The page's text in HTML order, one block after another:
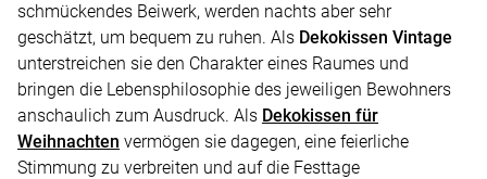
schmückendes Beiwerk, werden nachts aber sehr
geschätzt, um bequem zu ruhen. Als Dekokissen Vintage
unterstreichen sie den Charakter eines Raumes und
bringen die Lebensphilosophie des jeweiligen Bewohners
anschaulich zum Ausdruck. Als Dekokissen für
Weihnachten vermögen sie dagegen, eine feierliche
Stimmung zu verbreiten und auf die Festtage